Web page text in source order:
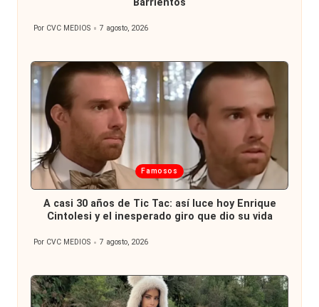
Barrientos
Publicado
Por CVC MEDIOS 7 agosto, 2026
Publicada
en
Famosos
A casi 30 años de Tic Tac: así luce hoy Enrique
Cintolesi y el inesperado giro que dio su vida
Publicado
Por CVC MEDIOS 7 agosto, 2026